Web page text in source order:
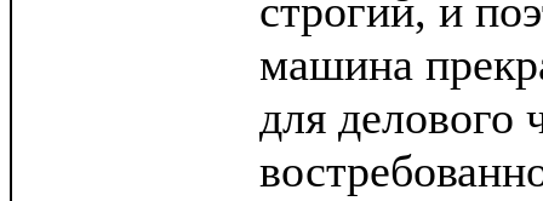
строгий, и
машина
для делового